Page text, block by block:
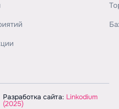
Разработка сайта: Linkodium
(2025)